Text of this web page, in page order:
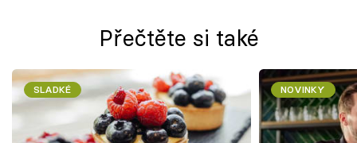
Přečtěte si také
SLADKÉ NOVINKY